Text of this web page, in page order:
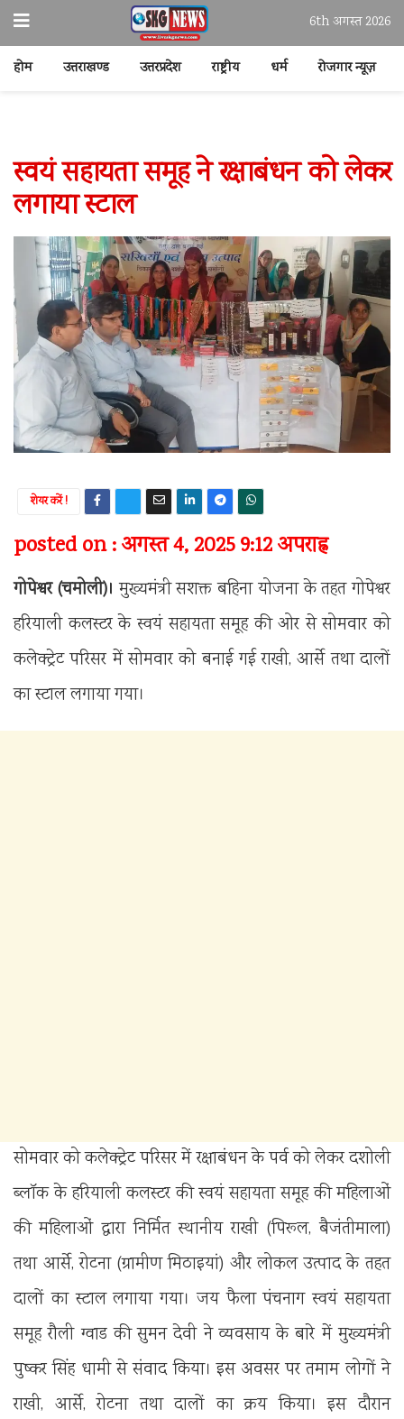
6th अगस्त 2026
होम उत्तराखण्ड उत्तरप्रदेश राष्ट्रीय धर्म रोजगार न्यूज़
स्वयं सहायता समूह ने रक्षाबंधन को लेकर
लगाया स्टाल
शेयर करें !
posted on : अगस्त 4, 2025 9:12 अपराह्न
गोपेश्वर (चमोली)। मुख्यमंत्री सशक्त बहिना योजना के तहत गोपेश्वर
हरियाली कलस्टर के स्वयं सहायता समूह की ओर से सोमवार को
कलेक्ट्रेट परिसर में सोमवार को बनाई गई राखी, आर्से तथा दालों
का स्टाल लगाया गया।
सोमवार को कलेक्ट्रेट परिसर में रक्षाबंधन के पर्व को लेकर दशोली
ब्लॉक के हरियाली कलस्टर की स्वयं सहायता समूह की महिलाओं
की महिलाओं द्वारा निर्मित स्थानीय राखी (पिरूल, बैजंतीमाला)
तथा आर्से, रोटना (ग्रामीण मिठाइयां) और लोकल उत्पाद के तहत
दालों का स्टाल लगाया गया। जय फैला पंचनाग स्वयं सहायता
समूह रौली ग्वाड की सुमन देवी ने व्यवसाय के बारे में मुख्यमंत्री
पुष्कर सिंह धामी से संवाद किया। इस अवसर पर तमाम लोगों ने
राखी, आर्से, रोटना तथा दालों का क्रय किया। इस दौरान